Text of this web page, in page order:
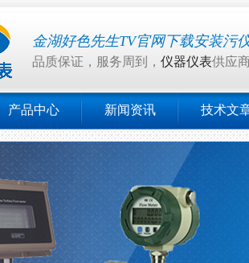
金湖好色先生TV官网下载安装污
品质保证，服务周到， 仪器仪表供应
产品中心 新闻资讯 技术文